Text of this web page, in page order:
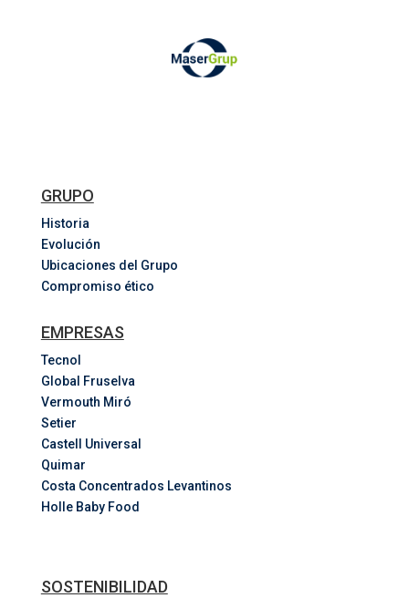
GRUPO
Historia
Evolución
Ubicaciones del Grupo
Compromiso ético
EMPRESAS
Tecnol
Global Fruselva
Vermouth Miró
Setier
Castell Universal
Quimar
Costa Concentrados Levantinos
Holle Baby Food
SOSTENIBILIDAD